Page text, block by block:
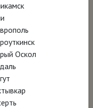
в Майами
Оскол